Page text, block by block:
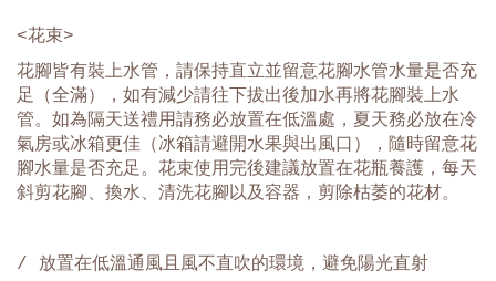
<花束>
花腳皆有裝上水管，請保持直立並留意花腳水管水量是否充
足（全滿），如有減少請往下拔出後加水再將花腳裝上水
管。如為隔天送禮用請務必放置在低溫處，夏天務必放在冷
氣房或冰箱更佳（冰箱請避開水果與出風口），隨時留意花
腳水量是否充足。花束使用完後建議放置在花瓶養護，每天
斜剪花腳、換水、清洗花腳以及容器，剪除枯萎的花材。
/ 放置在低溫通風且風不直吹的環境，避免陽光直射